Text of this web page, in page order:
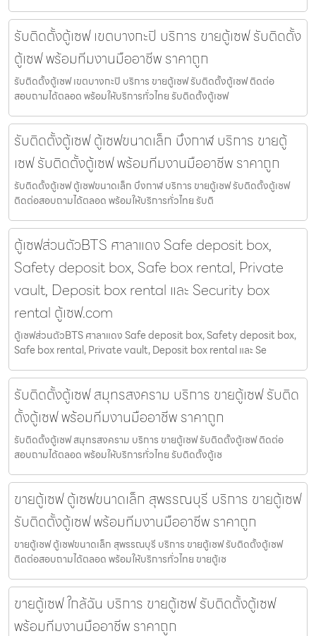
รับติดตั้งตู้เซฟ เขตบางกะปิ บริการ ขายตู้เซฟ รับติดตั้ง
ตู้เซฟ พร้อมทีมงานมืออาชีพ ราคาถูก
รับติดตั้งตู้เซฟ เขตบางกะปิ บริการ ขายตู้เซฟ รับติดตั้งตู้เซฟ ติดต่อ
สอบถามได้ตลอด พร้อมให้บริการทั่วไทย รับติดตั้งตู้เซฟ
รับติดตั้งตู้เซฟ ตู้เซฟขนาดเล็ก บึงกาฬ บริการ ขายตู้
เซฟ รับติดตั้งตู้เซฟ พร้อมทีมงานมืออาชีพ ราคาถูก
รับติดตั้งตู้เซฟ ตู้เซฟขนาดเล็ก บึงกาฬ บริการ ขายตู้เซฟ รับติดตั้งตู้เซฟ
ติดต่อสอบถามได้ตลอด พร้อมให้บริการทั่วไทย รับติ
ตู้เซฟส่วนตัวBTS ศาลาแดง Safe deposit box,
Safety deposit box, Safe box rental, Private
vault, Deposit box rental และ Security box
rental ตู้เซฟ.com
ตู้เซฟส่วนตัวBTS ศาลาแดง Safe deposit box, Safety deposit box,
Safe box rental, Private vault, Deposit box rental และ Se
รับติดตั้งตู้เซฟ สมุทรสงคราม บริการ ขายตู้เซฟ รับติด
ตั้งตู้เซฟ พร้อมทีมงานมืออาชีพ ราคาถูก
รับติดตั้งตู้เซฟ สมุทรสงคราม บริการ ขายตู้เซฟ รับติดตั้งตู้เซฟ ติดต่อ
สอบถามได้ตลอด พร้อมให้บริการทั่วไทย รับติดตั้งตู้เซ
ขายตู้เซฟ ตู้เซฟขนาดเล็ก สุพรรณบุรี บริการ ขายตู้เซฟ
รับติดตั้งตู้เซฟ พร้อมทีมงานมืออาชีพ ราคาถูก
ขายตู้เซฟ ตู้เซฟขนาดเล็ก สุพรรณบุรี บริการ ขายตู้เซฟ รับติดตั้งตู้เซฟ
ติดต่อสอบถามได้ตลอด พร้อมให้บริการทั่วไทย ขายตู้เซ
ขายตู้เซฟ ใกล้ฉัน บริการ ขายตู้เซฟ รับติดตั้งตู้เซฟ
พร้อมทีมงานมืออาชีพ ราคาถูก